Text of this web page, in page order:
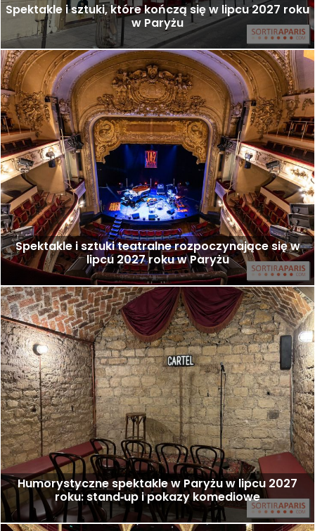
Spektakle i sztuki, które kończą się w lipcu 2027 roku
w Paryżu
Spektakle i sztuki teatralne rozpoczynające się w
lipcu 2027 roku w Paryżu
Humorystyczne spektakle w Paryżu w lipcu 2027
roku: stand‑up i pokazy komediowe